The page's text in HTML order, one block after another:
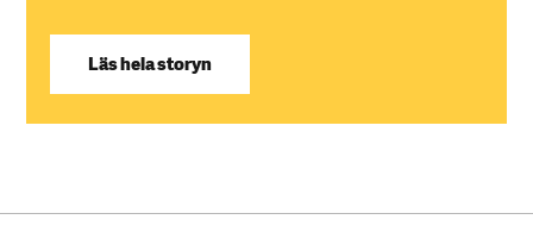
Läs hela storyn